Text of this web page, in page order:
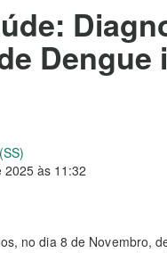
2025 às 11:32
no dia 8 de Novembro,